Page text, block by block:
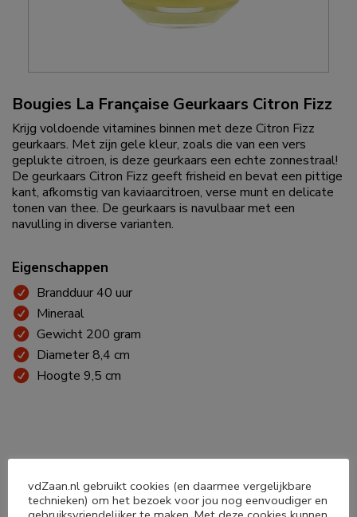
Bougies La Française Geurkaars Citron Fizz
Krijg voldoende vitamines binnen met deze Citron Fizz
geurkaars. Met zijn gele kleur, zoals die van een vers
geplukte citroen, is deze geurkaars een echte zonnestraal!
De geurkaars Citron Fizz geeft frisheid en bevat een pittige
kant, afkomstig van kaviaarcitroen, verse munt en delicate
tonen van thee. De geurkaars is navulbaar met een
navulling in diverse varianten.
Eigenschappen
Brandduur 40 uur
Mineraal
Gewicht 200 gram
Diameter 8,4 cm
Hoogte 9,5 cm
Deel dit product
vdZaan.nl gebruikt cookies (en daarmee vergelijkbare
technieken) om het bezoek voor jou nog eenvoudiger en